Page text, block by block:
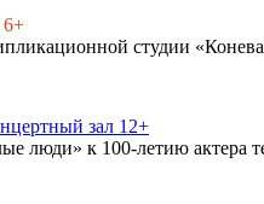
студии
зал 12+
люди» к 100-летию актера